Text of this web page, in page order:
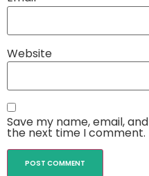
Website
Save my name, email,
the next time I comment.